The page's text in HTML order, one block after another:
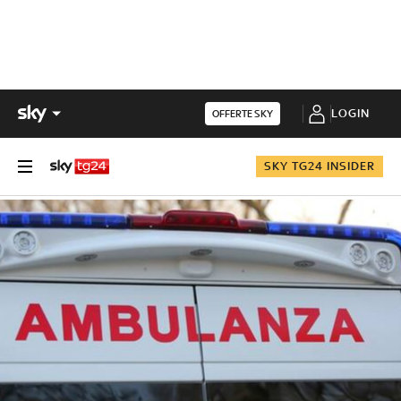
OFFERTE SKY LOGIN
SKY TG24 INSIDER